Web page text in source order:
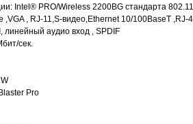
Intel® PRO/Wireless 2200BG стандарта
,VGA , RJ-11,S-видео,Ethernet 10/100BaseT
линейный аудио вход , SPDIF
сек.
Pro